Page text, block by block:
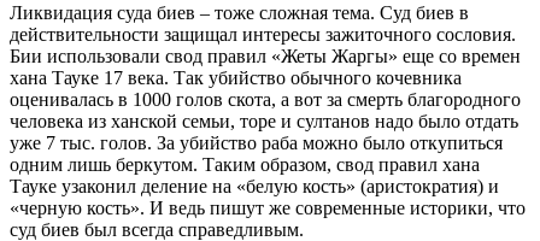
Ликвидация суда биев – тоже сложная тема. Суд биев в
действительности защищал интересы зажиточного сословия.
Бии использовали свод правил «Жеты Жаргы» еще со времен
хана Тауке 17 века. Так убийство обычного кочевника
оценивалась в 1000 голов скота, а вот за смерть благородного
человека из ханской семьи, торе и султанов надо было отдать
уже 7 тыс. голов. За убийство раба можно было откупиться
одним лишь беркутом. Таким образом, свод правил хана
Тауке узаконил деление на «белую кость» (аристократия) и
«черную кость». И ведь пишут же современные историки, что
суд биев был всегда справедливым.